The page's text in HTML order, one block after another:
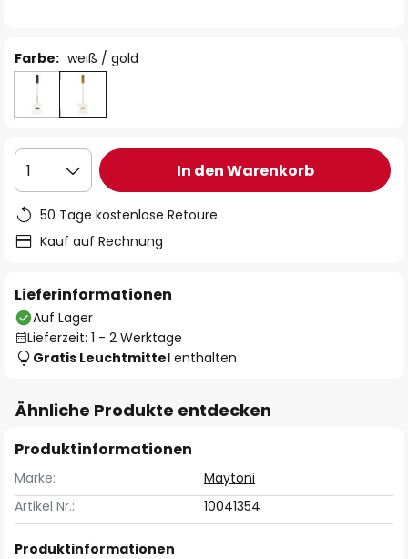
Farbe: weiß / gold
1 In den Warenkorb
50 Tage kostenlose Retoure
Kauf auf Rechnung
Lieferinformationen
Auf Lager
Lieferzeit: 1 - 2 Werktage
Gratis Leuchtmittel enthalten
Ähnliche Produkte entdecken
Produktinformationen
Marke:
Maytoni
Artikel Nr.:
10041354
Produktinformationen